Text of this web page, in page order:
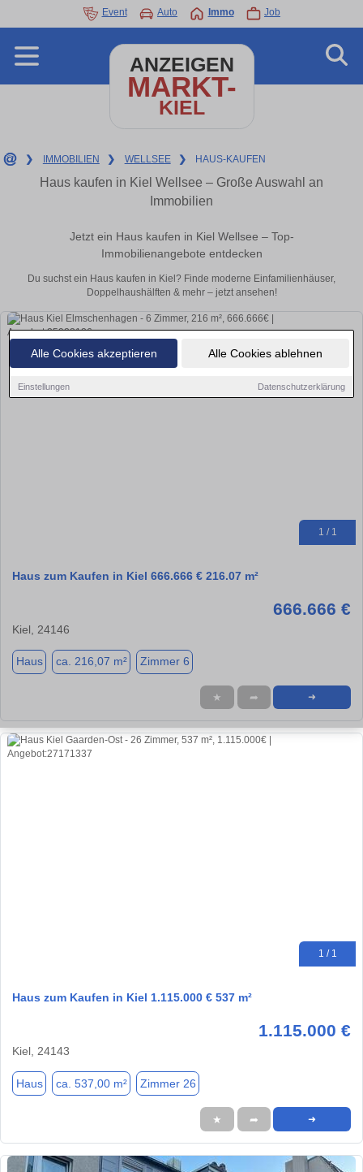
Alle Cookies akzeptieren Alle Cookies ablehnen
Einstellungen Datenschutzerklärung
Event Auto Immo Job
ANZEIGEN
MARKT-
KIEL
❯ IMMOBILIEN ❯ WELLSEE ❯ HAUS-KAUFEN
Haus kaufen in Kiel Wellsee – Große Auswahl an
Immobilien
Jetzt ein Haus kaufen in Kiel Wellsee – Top-
Immobilienangebote entdecken
Du suchst ein Haus kaufen in Kiel? Finde moderne Einfamilienhäuser,
Doppelhaushälften & mehr – jetzt ansehen!
1 / 1
Haus zum Kaufen in Kiel 666.666 € 216.07 m²
666.666 €
Kiel, 24146
Haus ca. 216,07 m² Zimmer 6
★ ➦ ➜
1 / 1
Haus zum Kaufen in Kiel 1.115.000 € 537 m²
1.115.000 €
Kiel, 24143
Haus ca. 537,00 m² Zimmer 26
★ ➦ ➜